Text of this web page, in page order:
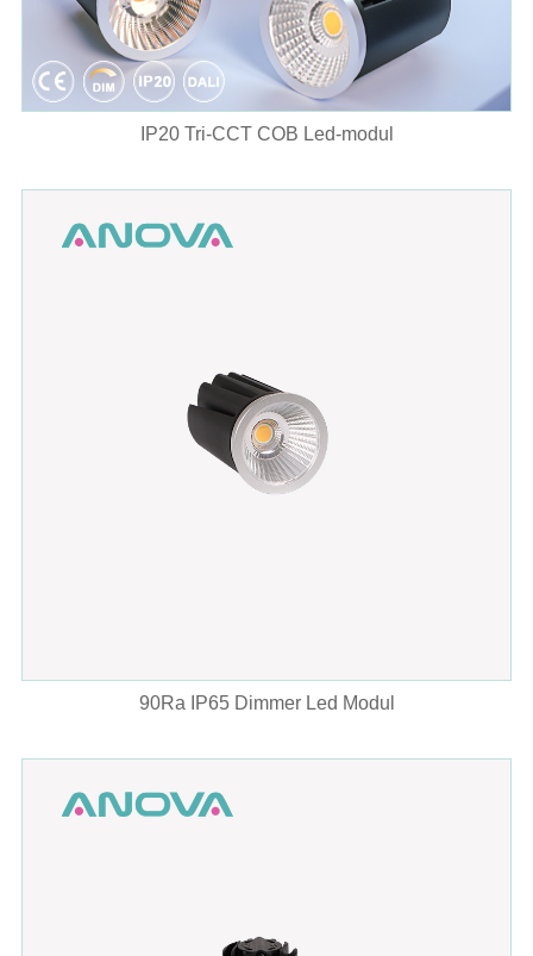
IP20 Tri-CCT COB Led-modul
90Ra IP65 Dimmer Led Modul